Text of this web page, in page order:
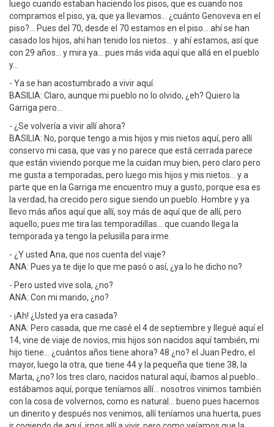
luego cuando estaban haciendo los pisos, que es cuando nos
compramos el piso, ya, que ya llevamos... ¿cuánto Genoveva en el
piso?... Pues del 70, desde el 70 estamos en el piso... ahí se han
casado los hijos, ahí han tenido los nietos... y ahí estamos, así que
con 29 años... y mira ya... pues más vida aquí que allá en el pueblo
y...
- Ya se han acostumbrado a vivir aquí.
BASILIA: Claro, aunque mi pueblo no lo olvido, ¿eh? Quiero la
Garriga pero...
- ¿Se volvería a vivir allí ahora?
BASILIA: No, porque tengo a mis hijos y mis nietos aquí, pero allí
conservo mi casa, que vas y no parece que está cerrada parece
que están viviendo porque me la cuidan muy bien, pero claro pero
me gusta a temporadas, pero luego mis hijos y mis nietos... y a
parte que en la Garriga me encuentro muy a gusto, porque esa es
la verdad, ha crecido pero sigue siendo un pueblo. Hombre y ya
llevo más años aquí que allí, soy más de aquí que de allí, pero
aquello, pues me tira las temporadillas... que cuando llega la
temporada ya tengo la pelusilla para irme.
- ¿Y usted Ana, que nos cuenta del viaje?
ANA: Pues ya te dije lo que me pasó o así, ¿ya lo he dicho no?
- Pero usted vive sola, ¿no?
ANA: Con mi marido, ¿no?
- ¡Ah! ¿Usted ya era casada?
ANA: Pero casada, que me casé el 4 de septiembre y llegué aquí el
14, vine de viaje de novios, mis hijos son nacidos aquí también, mi
hijo tiene... ¿cuántos años tiene ahora? 48 ¿no? el Juan Pedro, el
mayor, luego la otra, que tiene 44 y la pequeña que tiene 38, la
Marta, ¿no? los tres claro, nacidos natural aquí, íbamos al pueblo...
estábamos aquí, porque teníamos allí... nosotros vinimos también
con la cosa de volvernos, como es natural... bueno pues hacemos
un dinerito y después nos venimos, allí teníamos una huerta, pues